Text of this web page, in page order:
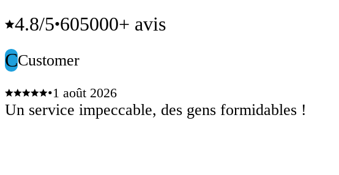
4.8/5•605000+ avis
CCustomer
•1 août 2026
Un service impeccable, des gens formidables !